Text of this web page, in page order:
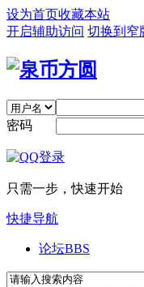
设为首页收藏本站
开启辅助访问 切换到窄
密码
只需一步，快速开始
快捷导航
论坛BBS